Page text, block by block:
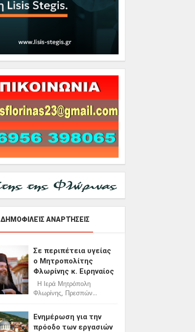
ΔΗΜΟΦΙΛΕΊΣ ΑΝΑΡΤΉΣΕΙΣ
Σε περιπέτεια υγείας
ο Μητροπολίτης
Φλωρίνης κ. Ειρηναίος
Η Ιερά Μητρόπολη
Φλωρίνης, Πρεσπών...
Ενημέρωση για την
πρόοδο των εργασιών